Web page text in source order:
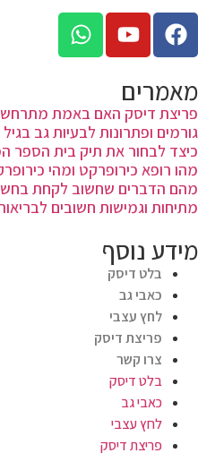
פתאום?
ביותר לילדך
מתחילים להתאמן?